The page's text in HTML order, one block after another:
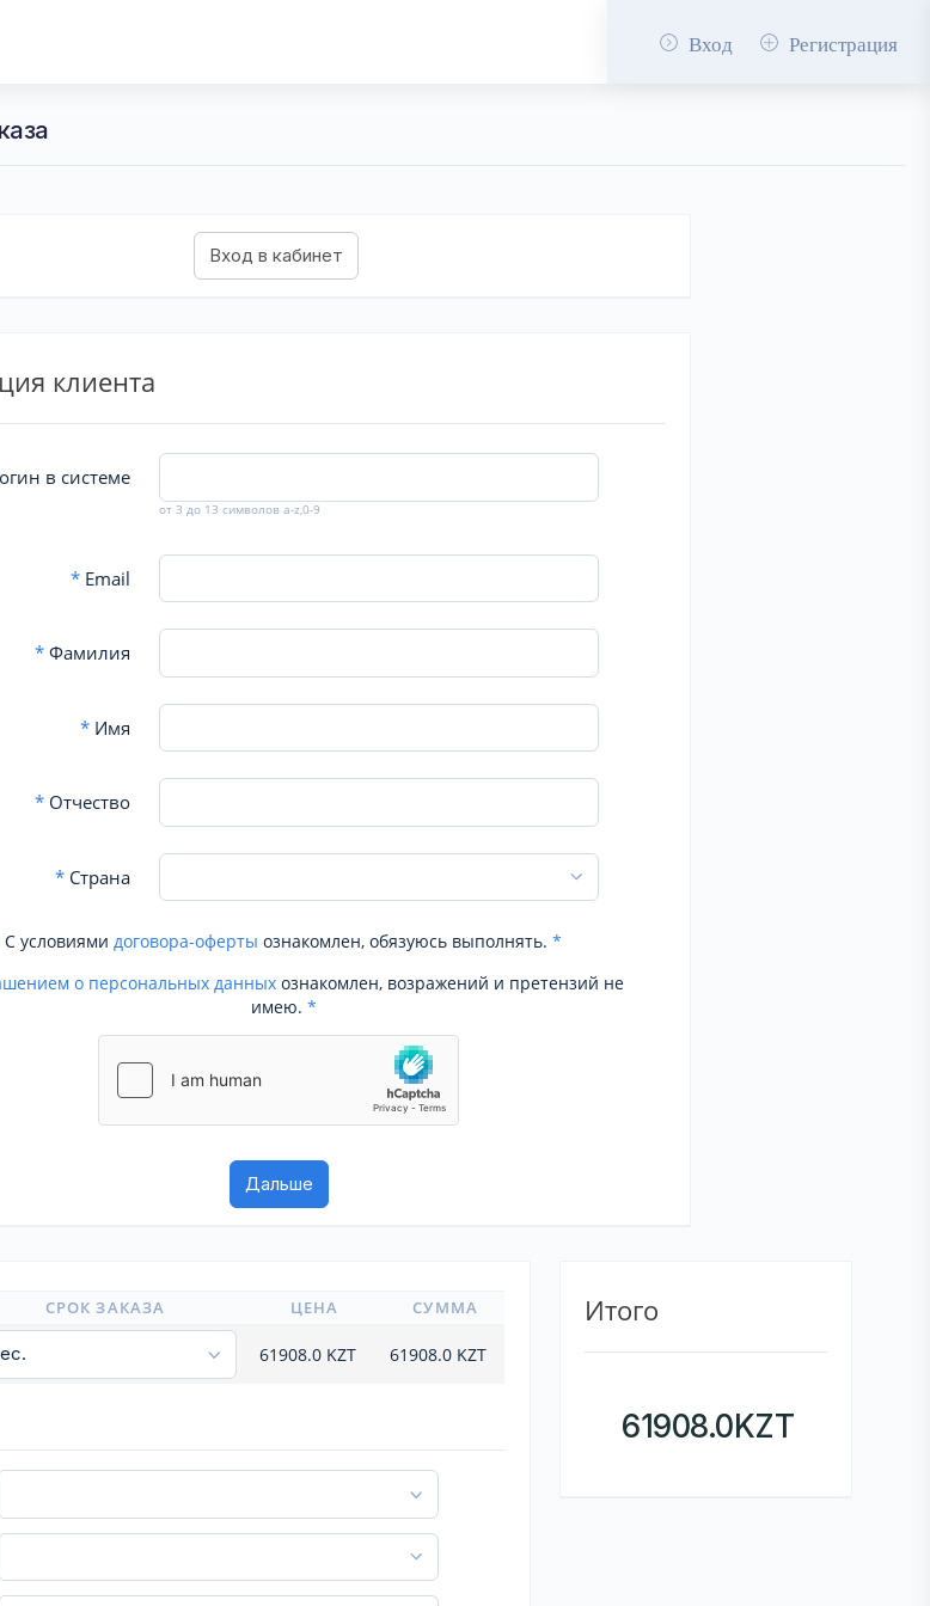
Вход Регистрация
клиента
в системе
от 3 до 13 символов a-z,0-9
*Email
*Фамилия
*Имя
*Отчество
*Страна
С условиями договора-оферты ознакомлен, обязуюсь выполнять. *
о персональных данных ознакомлен, возражений и претензий не
имею. *
СРОК ЗАКАЗА ЦЕНА СУММА
61908.0KZT 61908.0 KZT
Итого
61908.0KZT